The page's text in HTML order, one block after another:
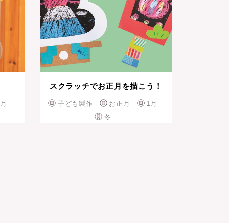
スクラッチでお正月を描こう！
子ども製作 お正月
1月
冬